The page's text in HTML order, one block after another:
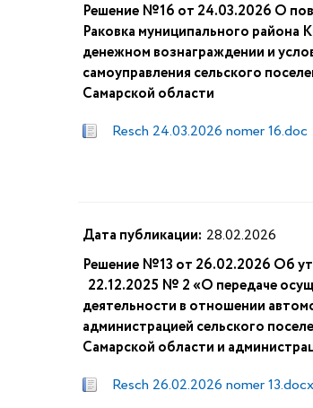
Решение №16 от 24.03.2026 О
Раковка муниципального района
денежном вознаграждении и
самоуправления сельского
Самарской области
Resch 24.03.2026 nomer 16.doc
Дата публикации: 28.02.2026
Решение №13 от 26.02.2026 Об
22.12.2025 № 2 «О передаче
деятельности в отношении
администрацией сельского
Самарской области и
Resch 26.02.2026 nomer 13.docx